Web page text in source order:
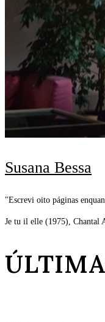
Susana Bessa
"Escrevi oito páginas
Je tu il elle (1975), Chantal